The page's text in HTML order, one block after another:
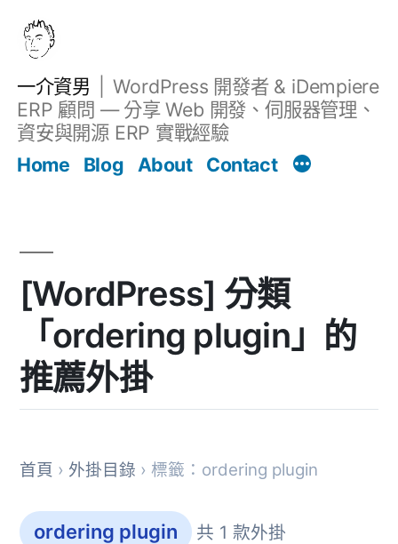
一介資男
WordPress 開發者 & iDempiere
ERP 顧問 — 分享 Web 開發、伺服器管理、
資安與開源 ERP 實戰經驗
Home
Blog About Contact
[WordPress] 分類
「ordering plugin」的
推薦外掛
首頁 › 外掛目錄 › 標籤：ordering plugin
ordering plugin 共 1 款外掛
文章